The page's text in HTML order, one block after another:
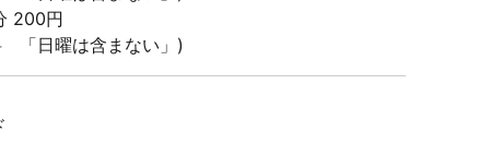
200円
「日曜は含まない」)